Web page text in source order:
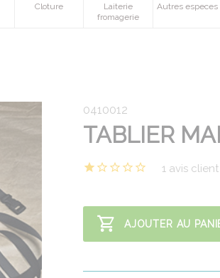
Cloture
Laiterie
fromagerie
Autres especes
0410012
TABLIER
1 avis client
AJOUTER AU